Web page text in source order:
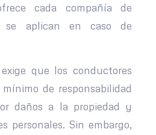
cada compañía de
se aplican en caso de
que los conductores
de responsabilidad
daños a la propiedad y
personales. Sin embargo,